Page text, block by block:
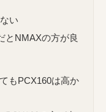
い
とNMAXの方が良
もPCX160は高か